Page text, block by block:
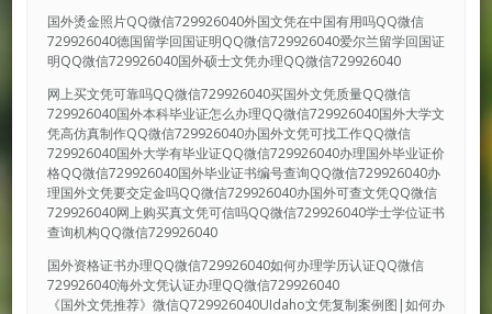
国外烫金照片QQ微信729926040外国文凭在中国有用吗QQ微信
729926040德国留学回国证明QQ微信729926040爱尔兰留学回国证
明QQ微信729926040国外硕士文凭办理QQ微信729926040
网上买文凭可靠吗QQ微信729926040买国外文凭质量QQ微信
729926040国外本科毕业证怎么办理QQ微信729926040国外大学文
凭高仿真制作QQ微信729926040办国外文凭可找工作QQ微信
729926040国外大学有毕业证QQ微信729926040办理国外毕业证价
格QQ微信729926040国外毕业证书编号查询QQ微信729926040办
理国外文凭要交定金吗QQ微信729926040办国外可查文凭QQ微信
729926040网上购买真文凭可信吗QQ微信729926040学士学位证书
查询机构QQ微信729926040
国外资格证书办理QQ微信729926040如何办理学历认证QQ微信
729926040海外文凭认证办理QQ微信729926040
《国外文凭推荐》微信Q729926040UIdaho文凭复制案例图|如何办